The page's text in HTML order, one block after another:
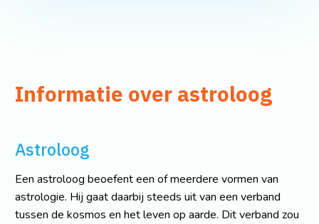
Informatie over astroloog
Astroloog
Een astroloog beoefent een of meerdere vormen van
astrologie. Hij gaat daarbij steeds uit van een verband
tussen de kosmos en het leven op aarde. Dit verband zou